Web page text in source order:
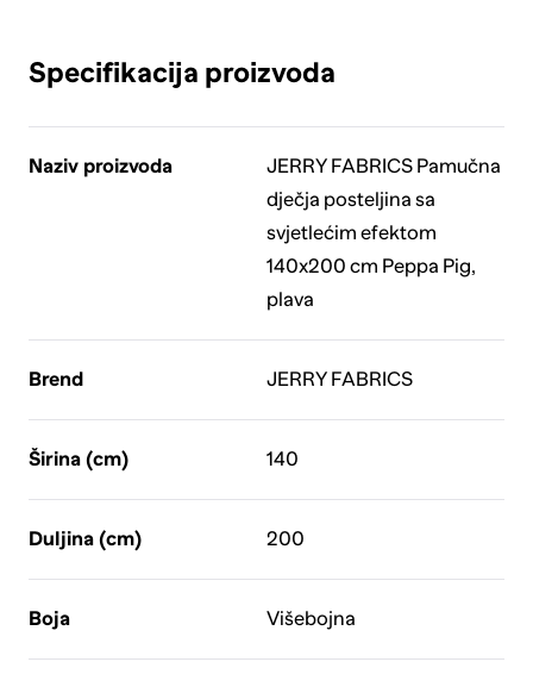
Specifikacija proizvoda
Naziv proizvoda
JERRY FABRICS Pamučna
dječja posteljina sa
svjetlećim efektom
140x200 cm Peppa Pig,
plava
Brend JERRY FABRICS
Širina (cm) 140
Duljina (cm) 200
Boja Višebojna